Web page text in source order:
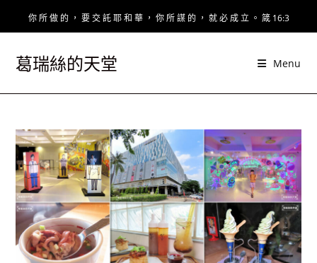
你 所 做 的 ， 要 交 託 耶 和 華 ， 你 所 謀 的 ， 就 必 成 立 。 箴 16:3
葛瑞絲的天堂 Menu